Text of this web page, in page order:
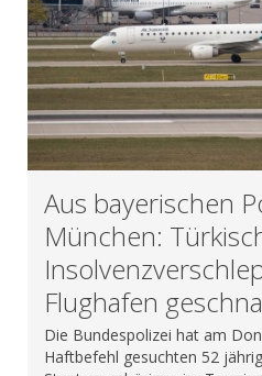
Aus bayerischen
München:
Flughafen
Die Bundespolizei hat am
Haftbefehl gesuchten 52